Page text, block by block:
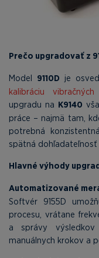
Prečo upgradovať z
Model 9110D je
kalibráciu vibračných
upgradu na K9140
práce – najmä tam,
potrebná
spätná dohľadateľnosť
Hlavné výhody
Automatizované
Softvér 9155D
procesu, vrátane
a správy
manuálnych krokov a